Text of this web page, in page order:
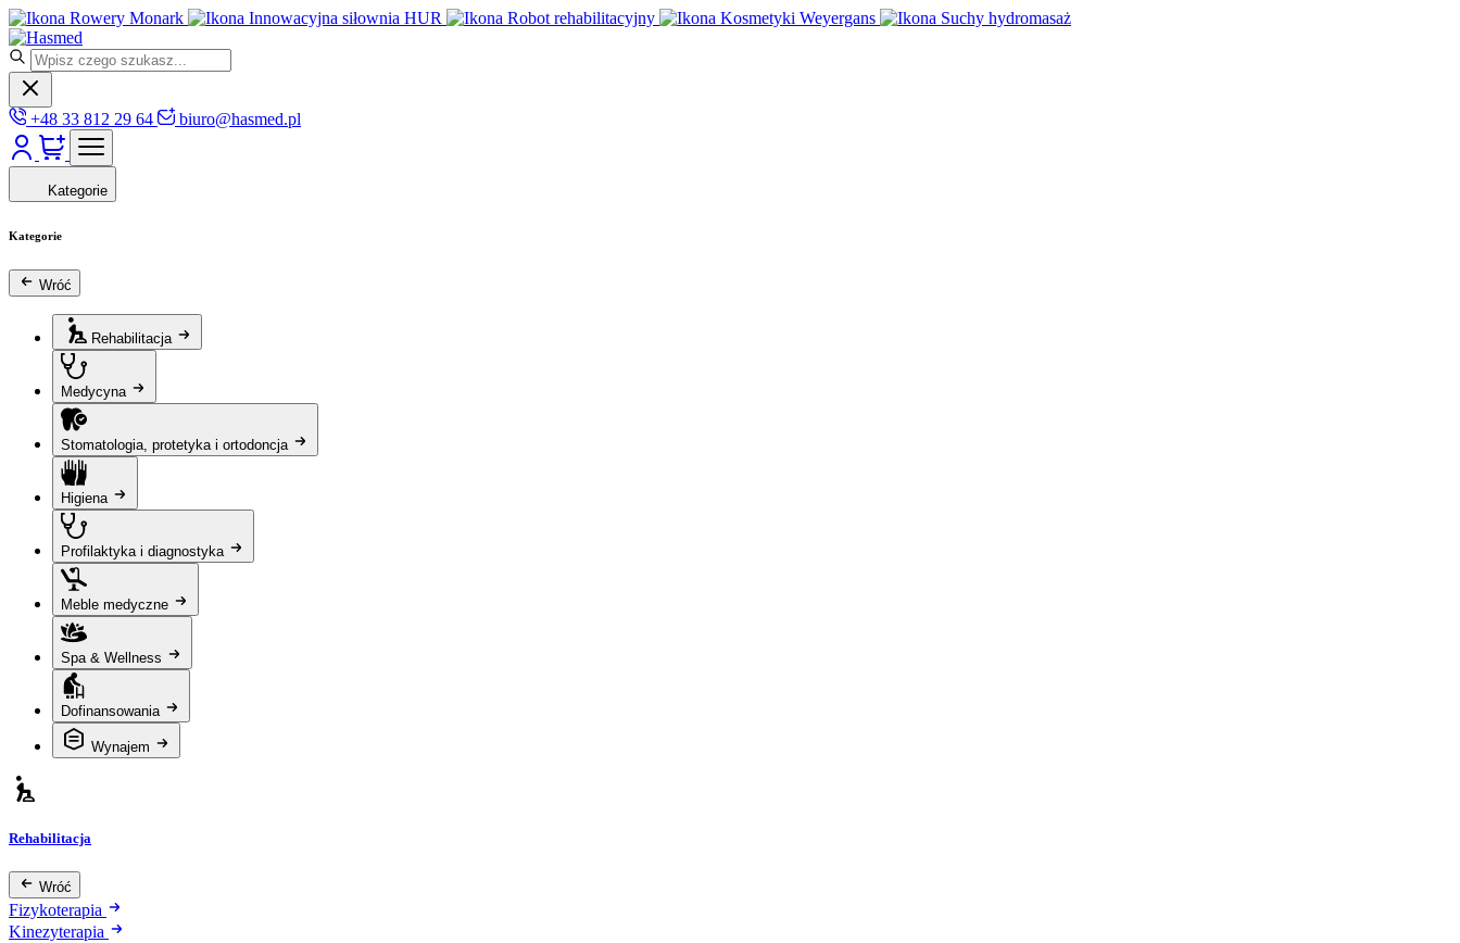
Rowery Monark Innowacyjna siłownia HUR Robot rehabilitacyjny Kosmetyki Weyergans Suchy hydromasaż
+48 33 812 29 64 biuro@hasmed.pl
Kategorie
Kategorie
Wróć
Rehabilitacja
Medycyna
Stomatologia, protetyka i ortodoncja
Higiena
Profilaktyka i diagnostyka
Meble medyczne
Spa & Wellness
Dofinansowania
Wynajem
Rehabilitacja
Wróć
Fizykoterapia
Kinezyterapia